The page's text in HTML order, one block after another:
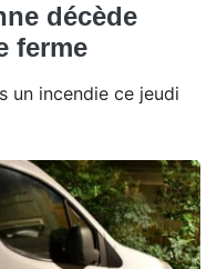
décède
ferme
un incendie ce jeudi